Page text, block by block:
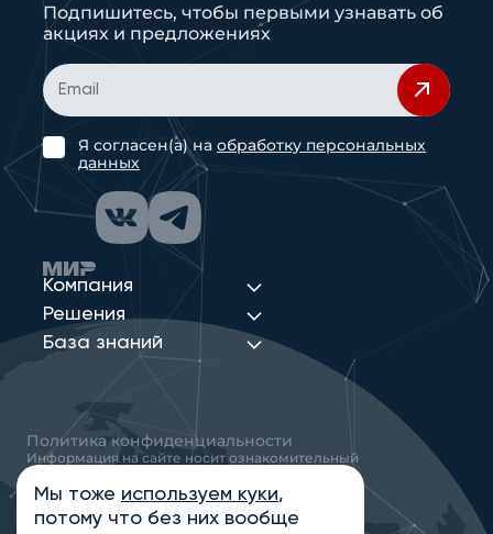
Компания
Решения
База знаний
Подпишитесь, чтобы первыми узнавать об
акциях и предложениях
Я согласен(а) наобработку персональных
данных
Политика конфиденциальности
Информация на сайте носит ознакомительный
характер и не является публичной офертой,
определяемой положениями статьи 437
Гражданского кодекса РФ
Мы тоже используем куки,
потому что без них вообще